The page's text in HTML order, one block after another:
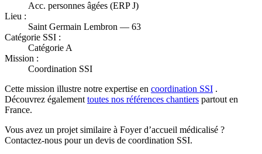
Acc. personnes âgées (ERP J)
Lieu :
Saint Germain Lembron — 63
Catégorie SSI :
Catégorie A
Mission :
Coordination SSI
Cette mission illustre notre expertise en coordination SSI .
Découvrez également toutes nos références chantiers partout en
France.
Vous avez un projet similaire à Foyer d’accueil médicalisé ?
Contactez-nous pour un devis de coordination SSI.